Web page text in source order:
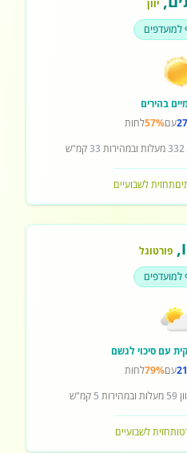
יוון
למועדפים
בהירים
עם57%לחות
332מעלות ובמהירות 33קמ"ש
תחזית לשבועיים
,פורטוגל
למועדפים
עם סיכוי לגשם
עם79%לחות
59 מעלות ובמהירות 5 קמ"ש
תחזית לשבועיים